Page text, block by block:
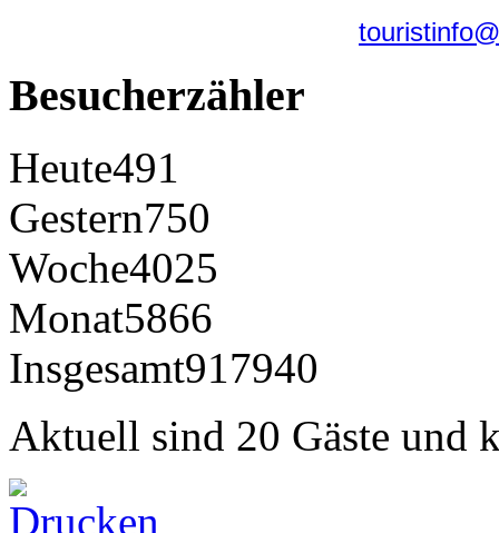
Besucherzähler
Heute491
Gestern750
Woche4025
Monat5866
Insgesamt917940
Aktuell sind 20 Gäste und